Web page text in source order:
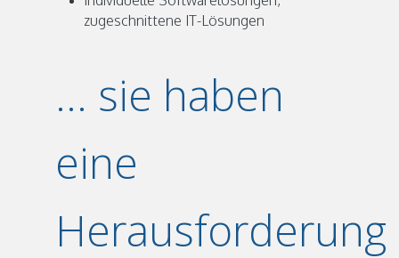
zugeschnittene IT-Lösungen
... sie haben
eine
Herausforderung